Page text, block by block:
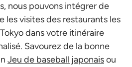
nous pouvons intégrer de
les visites des restaurants les
dans votre itinéraire
Savourez de la bonne
Jeu de baseball japonaisou